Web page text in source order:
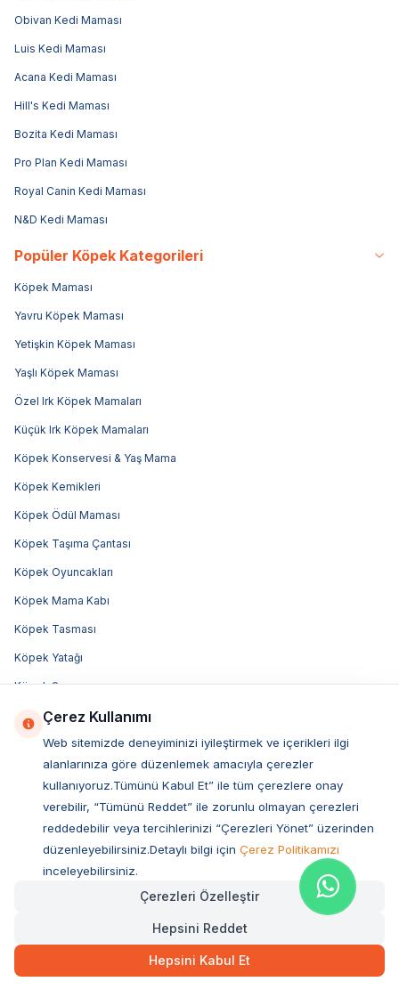
Obivan Kedi Maması
Luis Kedi Maması
Acana Kedi Maması
Hill's Kedi Maması
Bozita Kedi Maması
Pro Plan Kedi Maması
Royal Canin Kedi Maması
N&D Kedi Maması
Popüler Köpek Kategorileri
Köpek Maması
Yavru Köpek Maması
Yetişkin Köpek Maması
Yaşlı Köpek Maması
Özel Irk Köpek Mamaları
Küçük Irk Köpek Mamaları
Köpek Konservesi & Yaş Mama
Köpek Kemikleri
Köpek Ödül Maması
Köpek Taşıma Çantası
Köpek Oyuncakları
Köpek Mama Kabı
Köpek Tasması
Köpek Yatağı
Köpek Şampuanı
Bosch Köpek Maması
Felicia Köpek Maması
Advance Köpek Maması
Luis Köpek Maması
Obivan Köpek Maması
Bozita Köpek Maması
Hill's Köpek Maması
Pro Plan Köpek Maması
Çerez Kullanımı
Web sitemizde deneyiminizi iyileştirmek ve içerikleri ilgi
alanlarınıza göre düzenlemek amacıyla çerezler
kullanıyoruz.Tümünü Kabul Et” ile tüm çerezlere onay
verebilir, “Tümünü Reddet” ile zorunlu olmayan çerezleri
reddedebilir veya tercihlerinizi “Çerezleri Yönet” üzerinden
düzenleyebilirsiniz.Detaylı bilgi için Çerez Politikamızı
inceleyebilirsiniz.
Çerezleri Özelleştir
Hepsini Reddet
Hepsini Kabul Et